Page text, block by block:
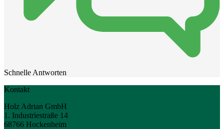
Schnelle Antworten
Kontakt
Holz Adrian GmbH
1. Industriestraße 14
68766 Hockenheim